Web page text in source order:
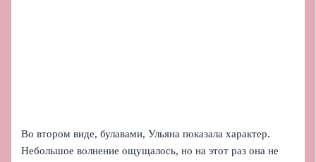
Во втором виде, булавами, Ульяна показала характер.
Небольшое волнение ощущалось, но на этот раз она не